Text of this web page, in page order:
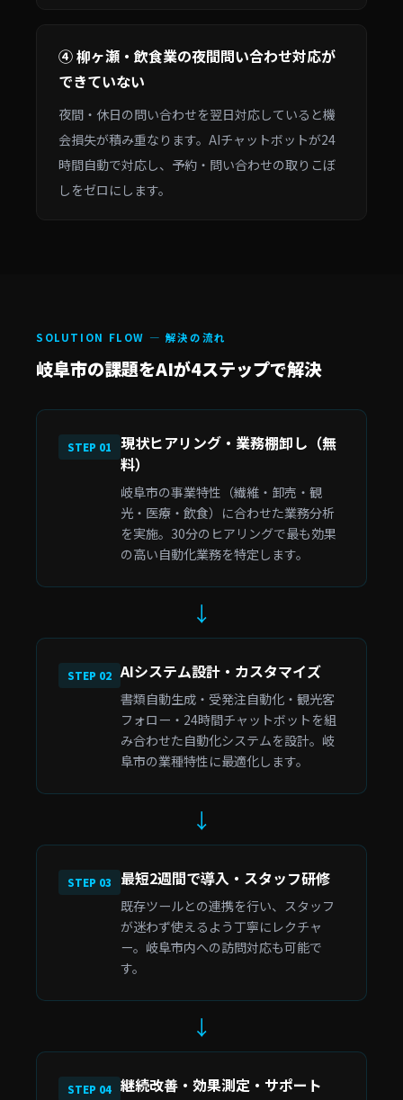
④ 柳ヶ瀬・飲食業の夜間問い合わせ対応が
できていない
夜間・休日の問い合わせを翌日対応していると機
会損失が積み重なります。AIチャットボットが24
時間自動で対応し、予約・問い合わせの取りこぼ
しをゼロにします。
SOLUTION FLOW — 解決の流れ
岐阜市の課題をAIが4ステップで解決
STEP 01
現状ヒアリング・業務棚卸し（無
料）
岐阜市の事業特性（繊維・卸売・観
光・医療・飲食）に合わせた業務分析
を実施。30分のヒアリングで最も効果
の高い自動化業務を特定します。
↓
STEP 02 AIシステム設計・カスタマイズ
書類自動生成・受発注自動化・観光客
フォロー・24時間チャットボットを組
み合わせた自動化システムを設計。岐
阜市の業種特性に最適化します。
↓
STEP 03 最短2週間で導入・スタッフ研修
既存ツールとの連携を行い、スタッフ
が迷わず使えるよう丁寧にレクチャ
ー。岐阜市内への訪問対応も可能で
す。
↓
STEP 04 継続改善・効果測定・サポート